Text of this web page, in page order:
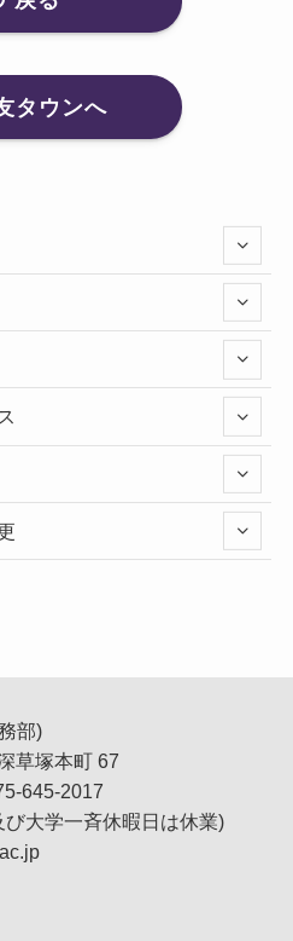
タウンへ
部)
草塚本町 67
645-2017
大学一斉休暇日は休業)